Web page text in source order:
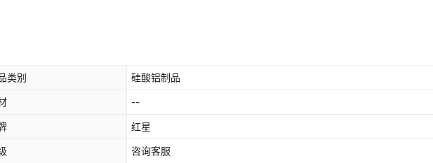
类别 硅酸铝制品
--
红星
咨询客服